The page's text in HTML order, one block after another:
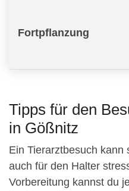
Fortpflanzung
Tipps für den
in Gößnitz
Ein Tierarztbesuch kann
auch für den Halter
Vorbereitung kannst du